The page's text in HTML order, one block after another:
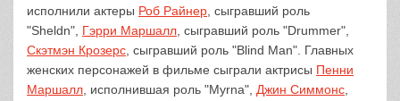
исполнили актеры Роб Райнер , сыгравший роль
"Sheldn", Гэрри Маршалл , сыгравший роль "Drummer",
Скэтмэн Крозерс , сыгравший роль "Blind Man". Главных
женских персонажей в фильме сыграли актрисы Пенни
Маршалл , исполнившая роль "Myrna", Джин Симмонс